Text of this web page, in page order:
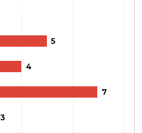
5
4
7
3